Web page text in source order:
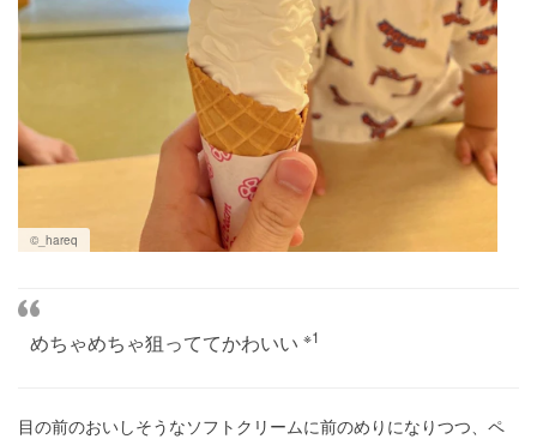
©︎_hareq
めちゃめちゃ狙っててかわいい ※1
目の前のおいしそうなソフトクリームに前のめりになりつつ、ペ